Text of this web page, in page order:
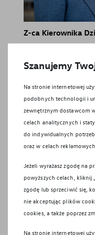
Z-ca Kierownika
Marcin
Tel:61 816 38 50
Specjalista ds.
Szanujemy
Na stronie internetowej
podobnych technologii i
zewnętrznym dostawcom
celach analitycznych i
do indywidualnych
oraz w celach reklamowych.
Jeżeli wyrażasz zgodę na
powyższych celach, kliknij
zgodę lub sprzeciwić się,
nie akceptując plików
cookies, a także poprzez
Na stronie internetowej